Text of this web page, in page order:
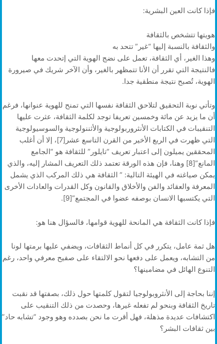
فإذا كانت العين البشرية:
هويتها تتشخص بالثقافة
والثقافة بالنسبة إليها “غير” تتحد به
وهذا الغير، أي الثقافة، تعمل على نضج الهوية التي إتحدت معها
فالنتيجة التي تقرر أن الأنا تتمظهر بالغير، وأن الآخر شريك في صيرورة
الهوية، تُصبح نتيجة منطقية جدا.
وتأتي نوبة التحقيق لتلاحق الثقافة نفسها التي تمنح للهوية عنوانها، فرغم
أن ما يزيد عن مائة وخمسين تعريفا توجد لكلمة الثقافة، عثرت عليها
التنقيبات في الكتابات الأنثروربولوجية والأثننولوجية والسوسيولوجية
التي ظهرت في الربع الأخير من القرن التاسع عشر[7]، إلا أن أغلب
المحققين يميلون إلى اعتبار تعريف “تايلور” للثقافة هو “الجامع
المانع”[8] وهنا، فإن هذه الورقة تعتمد ذلك التعريف المشار إليه، والذي
يمكن صياغته في الهيئة التالية: ” الثقافة هي ذلك المركب الذي يشمل
المعرفة والعقائد والفن والأخلاق والقانون وكل القدرات والعادات الأخرى
التي يكتسبها الانسان بوصفه عضوا في المجتمع”[9].
فإذا كانت الثقافة هي المانحة للهوية قوامها، فالسؤال هنا هو:
هل ثمة عامل، يتكرر في كل أنماط الثقافات، ويضفي عليها برمتها لونا
من التشابه، ويعمل على دفعها نحو الالتقاء على صفيح معرفي واحد، رغم
التنوع الهائل في مضامينها؟
إننا بحاجة إلى الأنثروبولوجيا لتقول كلمتها حول ذلك، بصفتها قد نقبت
تاريخ الثقافة وبنحو لم تفعله غيرها، وحصدت من ذلك التنقيب على
اكتشافات عديدة مذهلة، فهل أقرت ما نحن بصدده وهو وجود “تشابه حاد”
بين ثقافات البشر؟